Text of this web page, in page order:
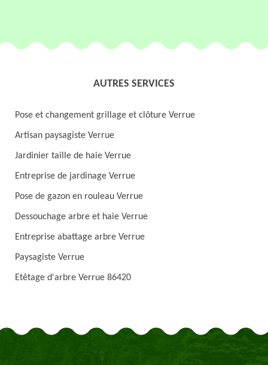
AUTRES SERVICES
Pose et changement grillage et clôture Verrue
Artisan paysagiste Verrue
Jardinier taille de haie Verrue
Entreprise de jardinage Verrue
Pose de gazon en rouleau Verrue
Dessouchage arbre et haie Verrue
Entreprise abattage arbre Verrue
Paysagiste Verrue
Etêtage d'arbre Verrue 86420